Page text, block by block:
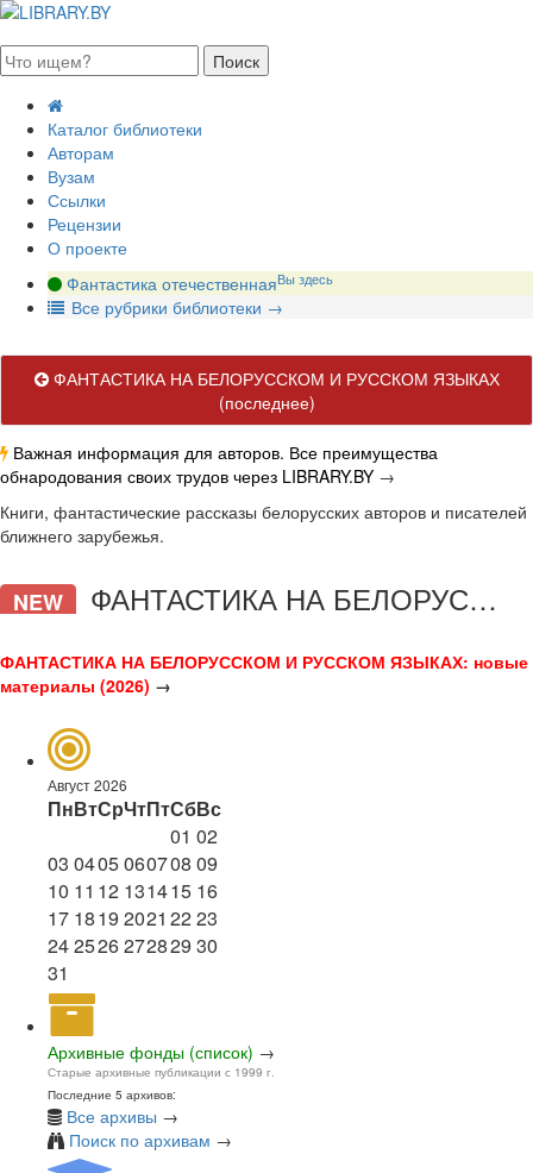
Каталог библиотеки
Авторам
Вузам
Ссылки
Рецензии
О проекте
Фантастика отечественнаяВы здесь
Все рубрики библиотеки →
ФАНТАСТИКА НА БЕЛОРУССКОМ И РУССКОМ ЯЗЫКАХ
(последнее)
Важная информация для авторов. Все преимущества
обнародования своих трудов через LIBRARY.BY →
Книги, фантастические рассказы белорусских авторов и писателей
ближнего зарубежья.
NEW ФАНТАСТИКА НА БЕЛОРУССКОМ И РУССКОМ ЯЗЫКАХ
ФАНТАСТИКА НА БЕЛОРУССКОМ И РУССКОМ ЯЗЫКАХ: новые
материалы (2026) →
Август 2026
ПнВтСрЧтПтСбВс
01 02
03 0405060708 09
10 11 12 131415 16
17 1819 2021 2223
242526272829 30
31
Архивные фонды (список) →
Старые архивные публикации с 1999 г.
Последние 5 архивов:
Все архивы →
Поиск по архивам →